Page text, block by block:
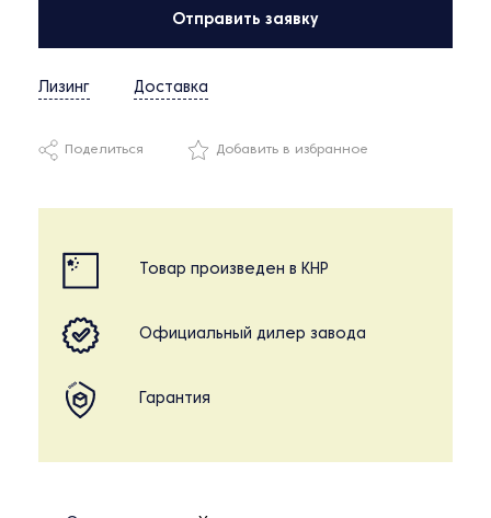
Отправить заявку
Лизинг Доставка
Поделиться Добавить в избранное
Товар произведен в КНР
Официальный дилер завода
Гарантия